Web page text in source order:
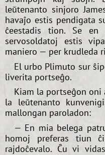
leŭtenanto sinjoro
havaĵo estis pendigata
ĉeestadis tion. Se en
servosoldatoj estis
maniero — per krudleda
El urbo Plimuto sur
liverita portseĝo.
Kiam la portseĝon
la leŭtenanto
mallongan paroladon:
— En mia belega
homoj preferas tiun
rajdoĉevalo. Ĉu vi